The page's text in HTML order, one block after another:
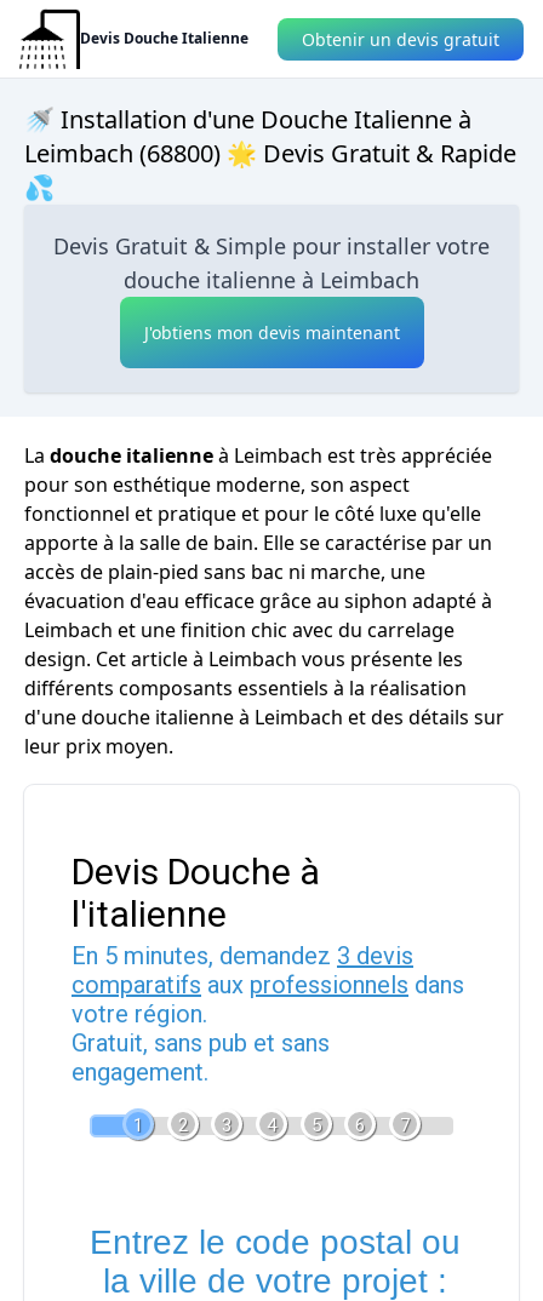
Devis Douche Italienne Obtenir un devis gratuit
🚿 Installation d'une Douche Italienne à
Leimbach (68800) 🌟 Devis Gratuit & Rapide
💦
Devis Gratuit & Simple pour installer votre
douche italienne à Leimbach
J'obtiens mon devis maintenant
La douche italienneà Leimbach est très appréciée
pour son esthétique moderne, son aspect
fonctionnel et pratique et pour le côté luxe qu'elle
apporte à la salle de bain. Elle se caractérise par un
accès de plain-pied sans bac ni marche, une
évacuation d'eau efficace grâce au siphon adapté à
Leimbach et une finition chic avec du carrelage
design. Cet article à Leimbach vous présente les
différents composants essentiels à la réalisation
d'une douche italienne à Leimbach et des détails sur
leur prix moyen.
Devis Douche à
l'italienne
En 5 minutes, demandez 3 devis
comparatifs aux professionnels dans
votre région.
Gratuit, sans pub et sans
engagement.
1 2 3 4 5 6 7
Entrez le code postal ou
la ville de votre projet :